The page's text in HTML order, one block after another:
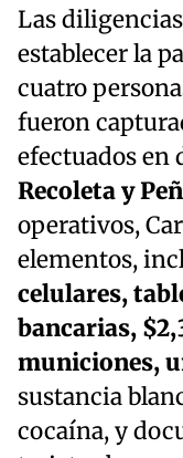
Las
establecer la
cuatro
fueron
efectuados en
Recoleta y
operativos,
elementos,
celulares,
bancarias,
municiones,
sustancia
cocaína, y